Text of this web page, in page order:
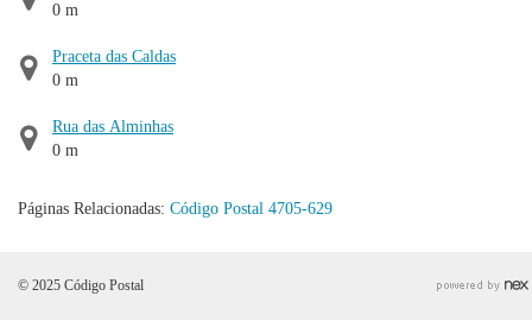
0 m
Praceta das Caldas
0 m
Rua das Alminhas
0 m
Páginas Relacionadas: Código Postal 4705-629
© 2025 Código Postal